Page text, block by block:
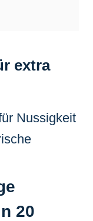
extra
Nussigkeit
20